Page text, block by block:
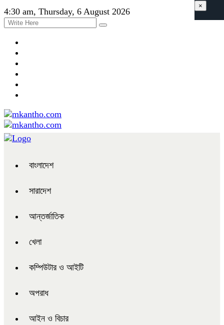
4:30 am, Thursday, 6 August 2026
বাংলাদেশ
সারাদেশ
আন্তর্জাতিক
খেলা
কম্পিউটার ও আইটি
অপরাধ
আইন ও বিচার
×